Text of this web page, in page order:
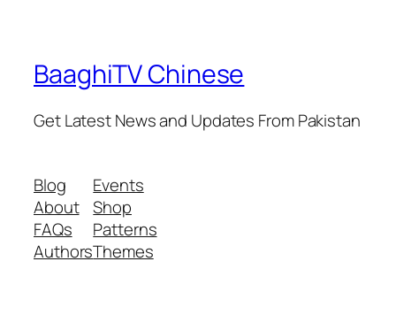
BaaghiTV Chinese
Get Latest News and Updates From Pakistan
Blog
About
FAQs
Authors
Events
Shop
Patterns
Themes